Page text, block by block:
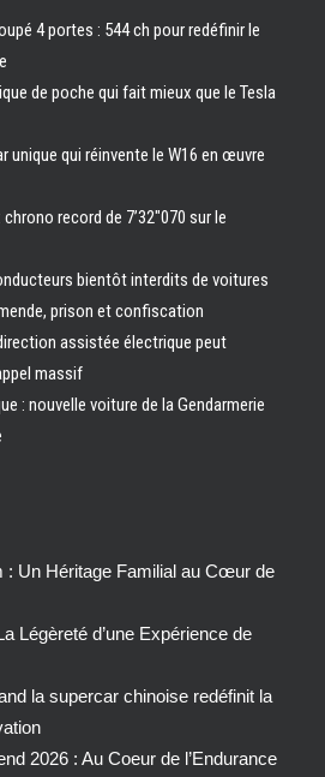
4 portes : 544 ch pour redéfinir le
de poche qui fait mieux que le Tesla
unique qui réinvente le W16 en œuvre
record de 7’32″070 sur le
bientôt interdits de voitures
prison et confiscation
assistée électrique peut
massif
: nouvelle voiture de la Gendarmerie
: Un Héritage Familial au Cœur de
Légèreté d’une Expérience de
la supercar chinoise redéfinit la
2026 : Au Coeur de l’Endurance